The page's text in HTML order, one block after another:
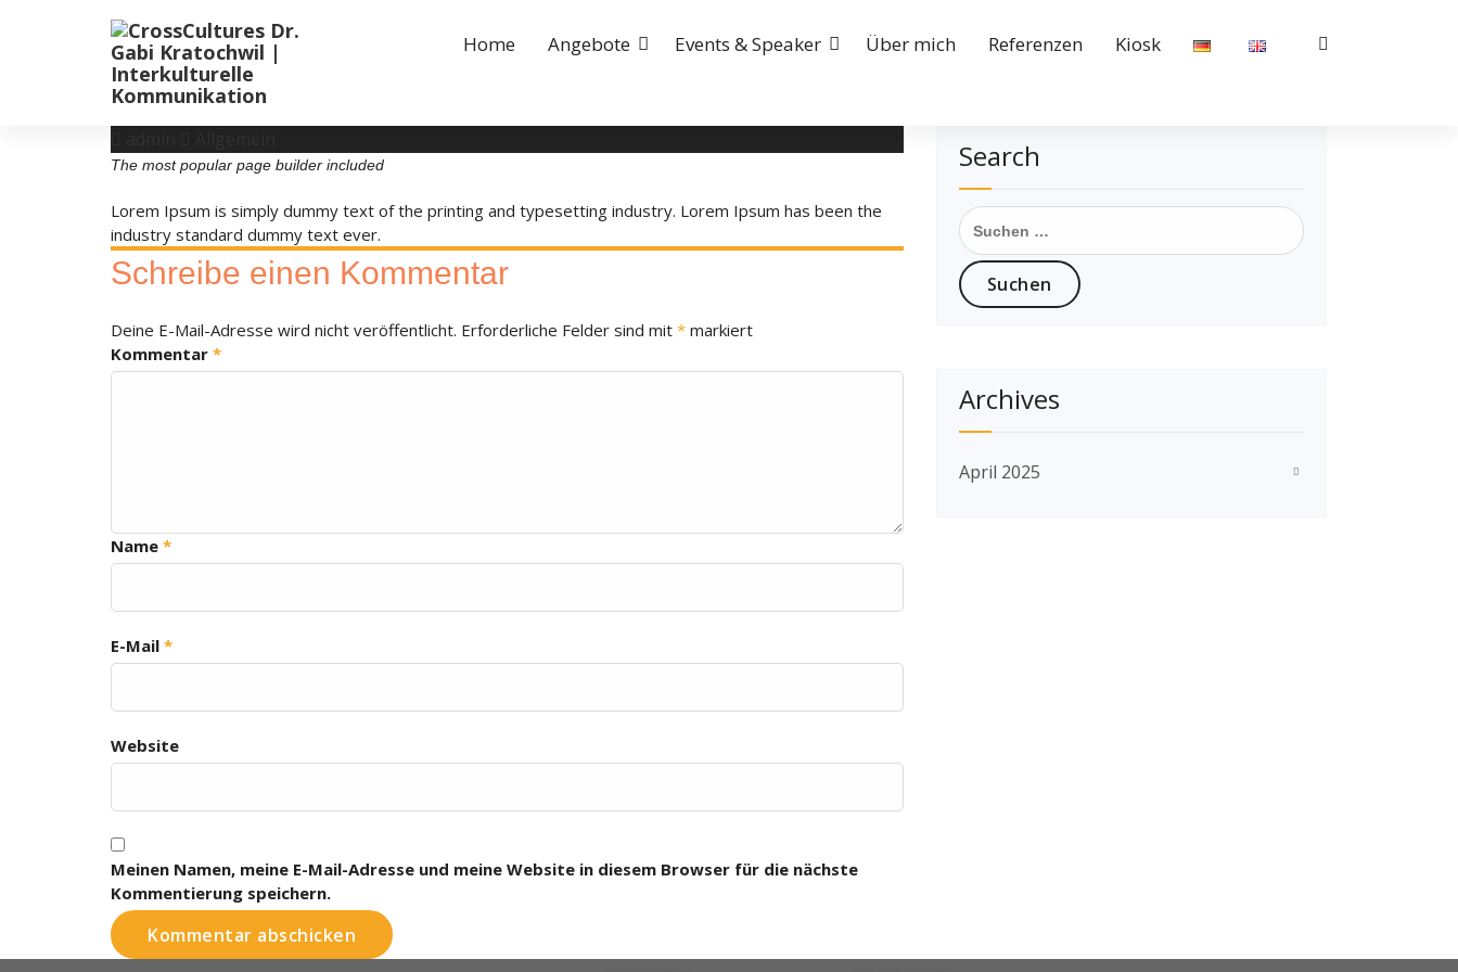
Home Angebote Events & Speaker Über mich Referenzen Kiosk
The most popular page builder included
Lorem Ipsum is simply dummy text of the printing and typesetting industry. Lorem Ipsum has been the
industry standard dummy text ever.
Schreibe einen Kommentar
Deine E-Mail-Adresse wird nicht veröffentlicht. Erforderliche Felder sind mit * markiert
Kommentar *
Name *
E-Mail *
Website
Meinen Namen, meine E-Mail-Adresse und meine Website in diesem Browser für die nächste
Kommentierung speichern.
Search
Archives
April 2025